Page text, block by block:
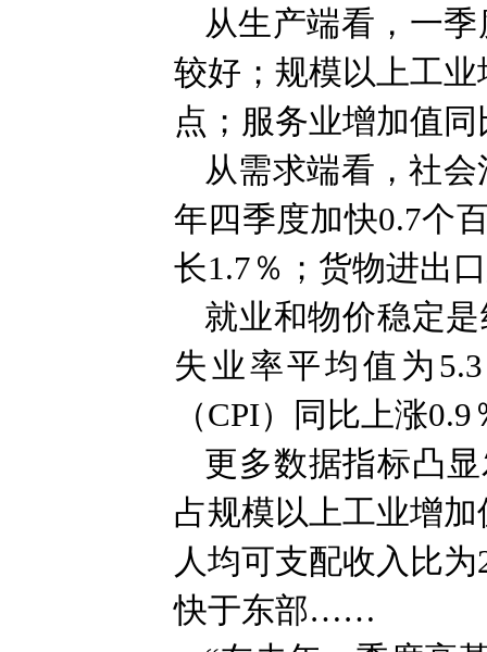
从生产端看，一
较好；规模以上工
点；服务业增加值
从需求端看，社
年四季度加快0.7个
长1.7％；货物进出
就业和物价稳定
失业率平均值为
（CPI）同比上涨
更多数据指标凸
占规模以上工业增
人均可支配收入比
快于东部……